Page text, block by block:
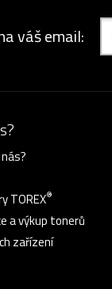
váš email:
TOREX®
a výkup tonerů
zařízení